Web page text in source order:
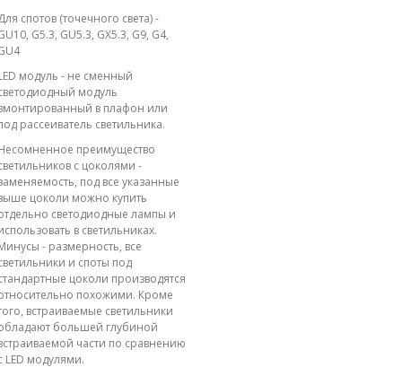
спотов (точечного света) -
G5.3, GU5.3, GX5.3, G9, G4,
модуль - не сменный
модуль
в плафон или
рассеиватель светильника.
преимущество
с цоколями -
под все указанные
цоколи можно купить
светодиодные лампы и
в светильниках.
- размерность, все
и споты под
цоколи производятся
похожими. Кроме
встраиваемые светильники
большей глубиной
части по сравнению
LED модулями.